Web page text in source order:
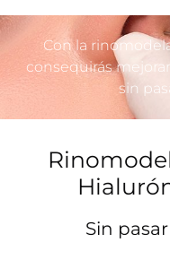
Con la
consequirás
sin
Sin